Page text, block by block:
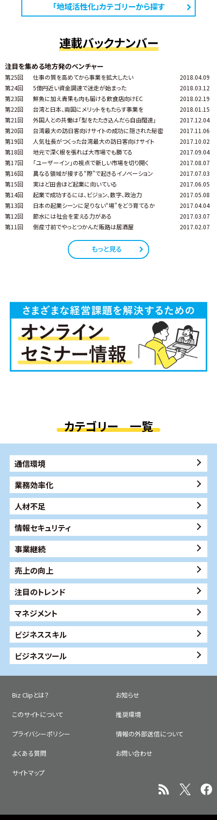
「地域活性化」カテゴリーから探す
連載バックナンバー
注目を集める地方発のベンチャー
第25回 仕事の質を高めてから事業を拡大したい
2018.04.09
第24回
5億円近い資金調達で迷走が始まった
2018.03.12
第23回
鮮魚に加え青果も肉も届ける飲食店向けEC
2018.02.19
第22回
台湾と日本、両国にメリットをもたらす事業を
2018.01.15
第21回
外国人との共働は「型をたたき込んだら自由闊達」
2017.12.04
第20回
台湾最大の訪日客向けサイトの成功に隠された秘密
2017.11.06
第19回
人気社長がつくった台湾最大の訪日客向けサイト
2017.10.02
第18回
地元で深く根を張れば大市場でも勝てる
2017.09.04
第17回
「ユーザーイン」の視点で新しい市場を切り開く
2017.08.07
第16回
異なる領域が接する“際”で起きるイノベーション
2017.07.03
第15回
実はど田舎ほど起業に向いている
2017.06.05
第14回
起業で成功するには、ビジョン、数字、政治力
2017.05.08
第13回
日本の起業シーンに足りない“場”をどう育てるか
2017.04.04
第12回
節水には社会を変える力がある
2017.03.07
第11回
倒産寸前でやっとつかんだ販路は居酒屋 2017.02.07
もっと見る
カテゴリー 一覧
通信環境
業務効率化
人材不足
情報セキュリティ
事業継続
売上の向上
注目のトレンド
マネジメント
ビジネススキル
ビジネスツール
Biz Clipとは？ お知らせ
このサイトについて 推奨環境
プライバシーポリシー 情報の外部送信について
よくある質問 お問い合わせ
サイトマップ